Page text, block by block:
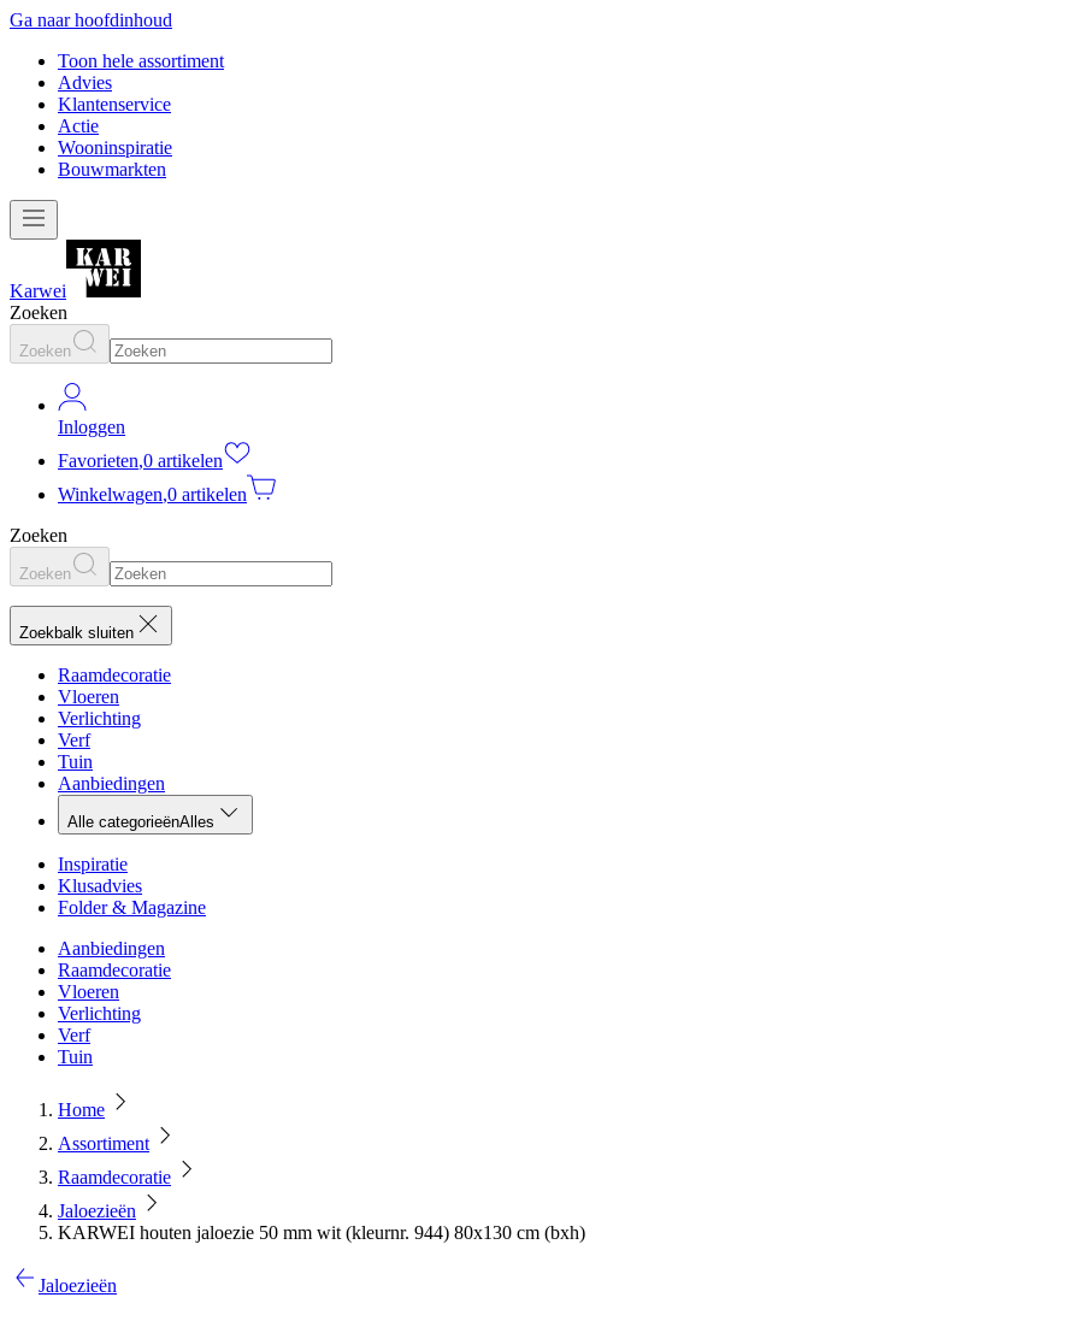
Ga naar hoofdinhoud
Toon hele assortiment
Advies
Klantenservice
Actie
Wooninspiratie
Bouwmarkten
Karwei
Zoeken
Zoeken
Inloggen
Favorieten,0 artikelen
Winkelwagen,0 artikelen
Zoeken
Zoeken
Zoekbalk sluiten
Raamdecoratie
Vloeren
Verlichting
Verf
Tuin
Aanbiedingen
Alle categorieënAlles
Inspiratie
Klusadvies
Folder & Magazine
Aanbiedingen
Raamdecoratie
Vloeren
Verlichting
Verf
Tuin
Home
Assortiment
Raamdecoratie
Jaloezieën
KARWEI houten jaloezie 50 mm wit (kleurnr. 944) 80x130 cm (bxh)
Jaloezieën